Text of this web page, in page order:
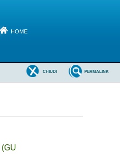
HOME
PERMALINK
CHIUDI
(GU